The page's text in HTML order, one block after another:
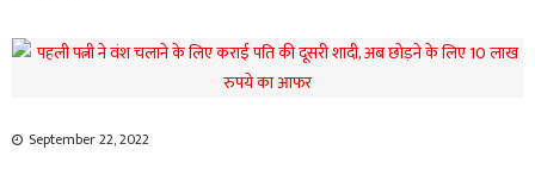
September 22, 2022